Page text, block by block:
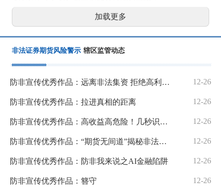
加载更多
非法证券期货风险警示 辖区监管动态
防非宣传优秀作品：远离非法集资 拒绝高利诱惑 12-26
防非宣传优秀作品：拉进真相的距离 12-26
防非宣传优秀作品：高收益高危险！几秒识别投资骗局 12-26
防非宣传优秀作品：“期货无间道”揭秘非法经营期货的三大套路 12-26
防非宣传优秀作品：防非我来说之AI金融陷阱 12-26
防非宣传优秀作品：簪守 12-26